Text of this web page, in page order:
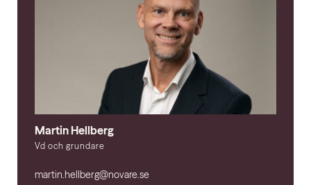
Martin Hellberg
Vd och grundare
martin.hellberg@novare.se